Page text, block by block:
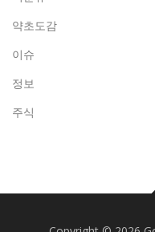
약초도감
이슈
정보
주식